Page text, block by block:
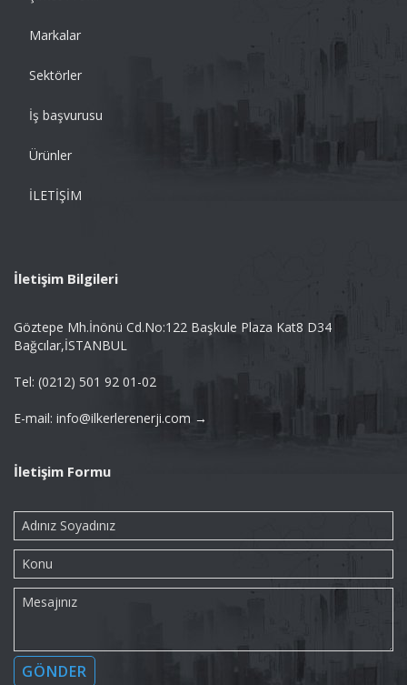
Markalar
Sektörler
İş başvurusu
Ürünler
İLETİŞİM
İletişim Bilgileri
Göztepe Mh.İnönü Cd.No:122 Başkule Plaza Kat8 D34
Bağcılar,İSTANBUL
Tel: (0212) 501 92 01-02
E-mail: info@ilkerlerenerji.com →
İletişim Formu